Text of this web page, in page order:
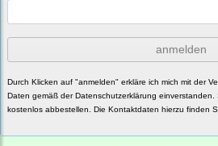
anmelden
Durch Klicken auf "anmelden" erkläre ich mich mit der
Daten gemäß der Datenschutzerklärung einverstanden.
kostenlos abbestellen. Die Kontaktdaten hierzu finden